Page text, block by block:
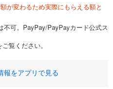
3,100万円
れる金額を入力してくださ
までが目安です。
万円
が変わるため実際にもらえる額と
不可。PayPay/PayPayカード公式ス
ご覧ください。
報をアプリで見る